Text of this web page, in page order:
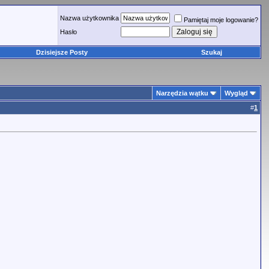
Nazwa użytkownika
Pamiętaj moje logowanie?
Hasło
Dzisiejsze Posty Szukaj
Narzędzia wątku
Wygląd
#1